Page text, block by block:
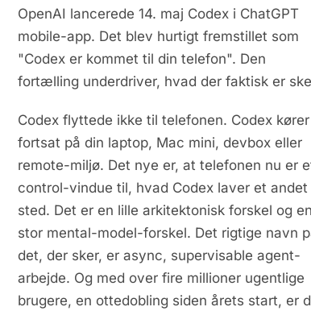
OpenAI lancerede 14. maj Codex i ChatGPT
mobile-app. Det blev hurtigt fremstillet som
"Codex er kommet til din telefon". Den
fortælling underdriver, hvad der faktisk er
Codex flyttede ikke til telefonen. Codex kører
fortsat på din laptop, Mac mini, devbox eller
remote-miljø. Det nye er, at telefonen nu er
control-vindue til, hvad Codex laver et andet
sted. Det er en lille arkitektonisk forskel og
stor mental-model-forskel. Det rigtige navn
det, der sker, er async, supervisable agent-
arbejde. Og med over fire millioner ugentlige
brugere, en ottedobling siden årets start, er